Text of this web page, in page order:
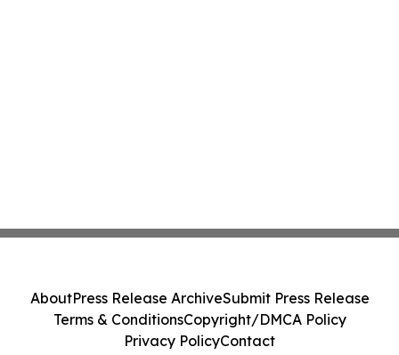
AboutPress Release ArchiveSubmit Press Release
Terms & ConditionsCopyright/DMCA Policy
Privacy PolicyContact